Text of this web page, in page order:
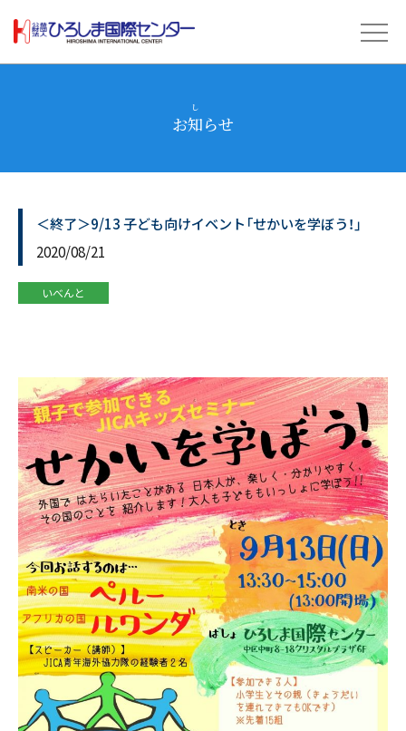
お知らせ
＜終了＞9/13 子ども向けイベント「せかいを学ぼう！」
2020/08/21
いべんと